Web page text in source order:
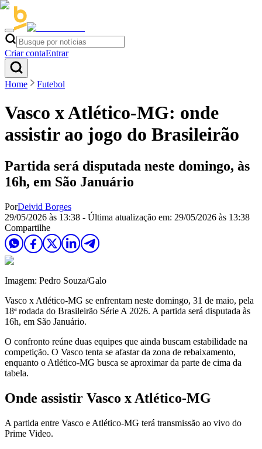
Criar contaEntrar
Home Futebol
Vasco x Atlético-MG: onde
assistir ao jogo do Brasileirão
Partida será disputada neste domingo, às
16h, em São Januário
PorDeivid Borges
29/05/2026 às 13:38 - Última atualização em: 29/05/2026 às 13:38
Compartilhe
Imagem: Pedro Souza/Galo
Vasco x Atlético-MG se enfrentam neste domingo, 31 de maio, pela
18ª rodada do Brasileirão Série A 2026. A partida será disputada às
16h, em São Januário.
O confronto reúne duas equipes que ainda buscam estabilidade na
competição. O Vasco tenta se afastar da zona de rebaixamento,
enquanto o Atlético-MG busca se aproximar da parte de cima da
tabela.
Onde assistir Vasco x Atlético-MG
A partida entre Vasco e Atlético-MG terá transmissão ao vivo do
Prime Video.